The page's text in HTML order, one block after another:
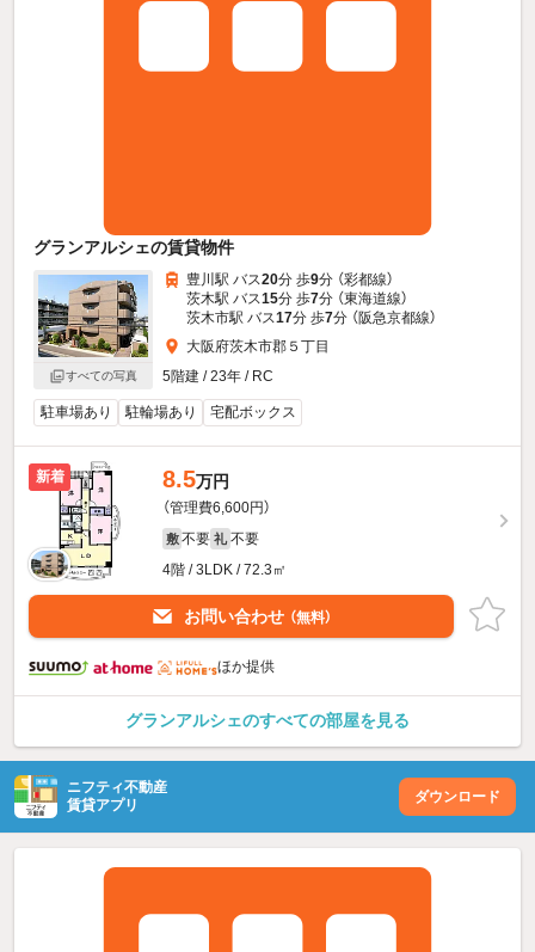
グランアルシェの賃貸物件
すべての写真
豊川駅 バス20分 歩9分 （彩都線）
茨木駅 バス15分 歩7分 （東海道線）
茨木市駅 バス17分 歩7分 （阪急京都線）
大阪府茨木市郡５丁目
5階建 / 23年 / RC
駐車場あり 駐輪場あり 宅配ボックス
新着 8.5万円
（管理費6,600円）
敷 不要 礼 不要
4階 / 3LDK / 72.3㎡
お問い合わせ （無料）
ほか提供
グランアルシェのすべての部屋を見る
ニフティ不動産
賃貸アプリ
ダウンロード